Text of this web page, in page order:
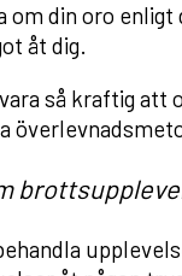
om din oro
åt dig.
så kraftig